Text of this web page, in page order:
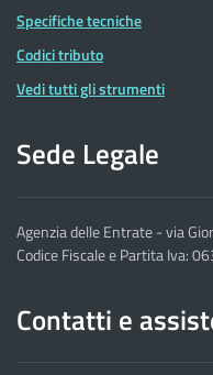
Specifiche tecniche
Codici tributo
Vedi tutti gli strumenti
Sede Legale
Agenzia delle Entrate - via
Codice Fiscale e Partita Iva:
Contatti e